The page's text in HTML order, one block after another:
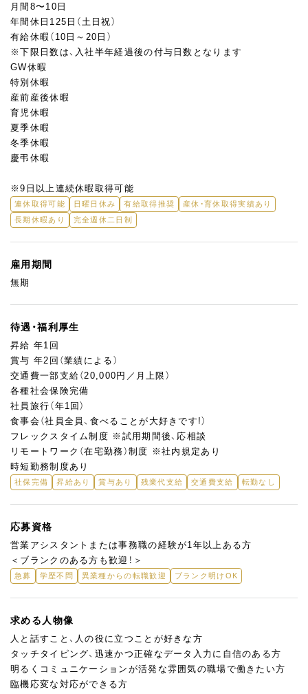
食べることが好き！スイーツが好き！誰かの夢をサポートしたい！
そんな想いをお持ちの方なら、きっとやりがいを感じていただけ
ます◎
月間8〜10日
年間休日125日（土日祝）
有給休暇（10日～20日）
※下限日数は、入社半年経過後の付与日数となります
GW休暇
特別休暇
産前産後休暇
育児休暇
夏季休暇
冬季休暇
慶弔休暇
※9日以上連続休暇取得可能
連休取得可能 日曜日休み 有給取得推奨
産休・育休取得実績あり
長期休暇あり
完全週休二日制
雇用期間
無期
待遇・福利厚生
昇給 年1回
賞与 年2回（業績による）
交通費一部支給（20,000円／月上限）
各種社会保険完備
社員旅行（年1回）
食事会（社員全員、食べることが大好きです!）
フレックスタイム制度 ※試用期間後、応相談
リモートワーク（在宅勤務）制度 ※社内規定あり
時短勤務制度あり
社保完備 昇給あり 賞与あり 残業代支給 交通費支給 転勤なし
応募資格
営業アシスタントまたは事務職の経験が1年以上ある方
＜ブランクのある方も歓迎！＞
急募 学歴不問 異業種からの転職歓迎 ブランク明けOK
求める人物像
人と話すこと、人の役に立つことが好きな方
タッチタイピング、迅速かつ正確なデータ入力に自信のある方
明るくコミュニケーションが活発な雰囲気の職場で働きたい方
臨機応変な対応ができる方